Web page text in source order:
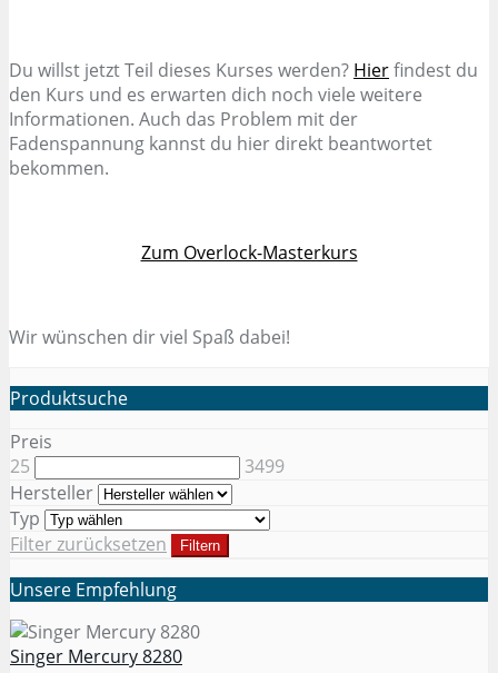
Du willst jetzt Teil dieses Kurses werden? Hierfindest du
den Kurs und es erwarten dich noch viele weitere
Informationen. Auch das Problem mit der
Fadenspannung kannst du hier direkt beantwortet
bekommen.
Zum Overlock-Masterkurs
Wir wünschen dir viel Spaß dabei!
Produktsuche
Preis
25
3499
Hersteller
Typ
Filter zurücksetzen
Filtern
Unsere Empfehlung
Singer Mercury 8280